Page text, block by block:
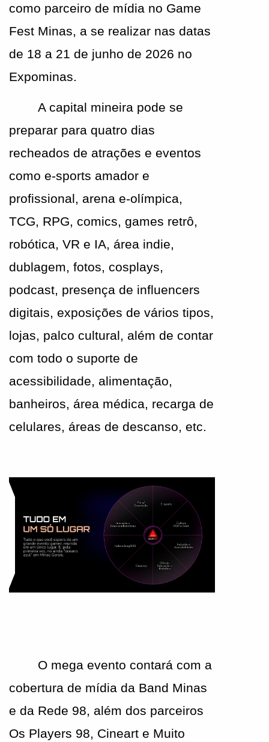
como parceiro de mídia no Game
Fest Minas, a se realizar nas datas
de 18 a 21 de junho de 2026 no
Expominas.
A capital mineira pode se
preparar para quatro dias
recheados de atrações e eventos
como e-sports amador e
profissional, arena e-olímpica,
TCG, RPG, comics, games retrô,
robótica, VR e IA, área indie,
dublagem, fotos, cosplays,
podcast, presença de influencers
digitais, exposições de vários tipos,
lojas, palco cultural, além de contar
com todo o suporte de
acessibilidade, alimentação,
banheiros, área médica, recarga de
celulares, áreas de descanso, etc.
O mega evento contará com a
cobertura de mídia da Band Minas
e da Rede 98, além dos parceiros
Os Players 98, Cineart e Muito